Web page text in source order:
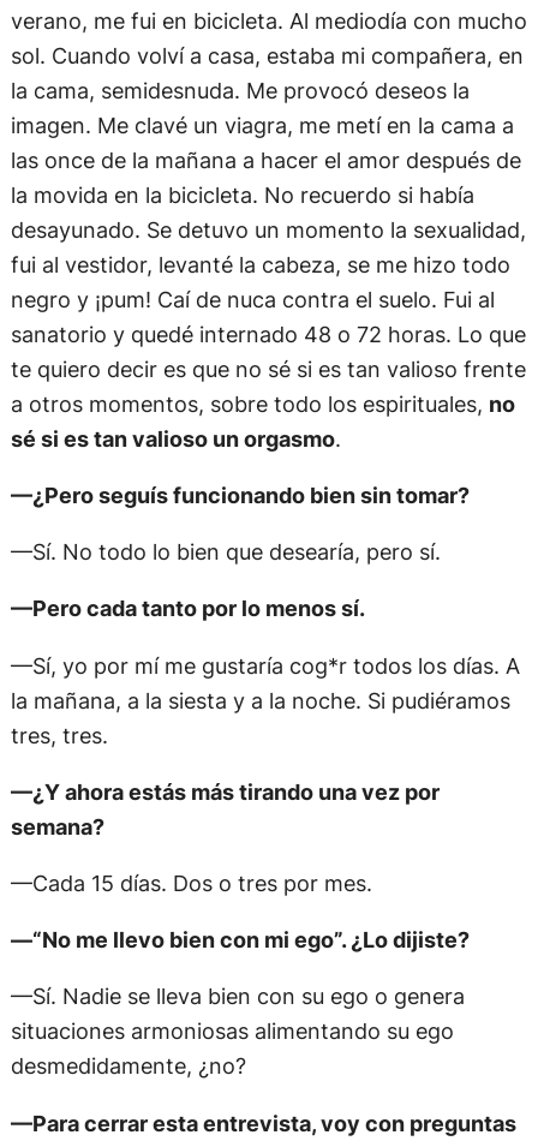
verano, me fui en bicicleta. Al mediodía con mucho
sol. Cuando volví a casa, estaba mi compañera, en
la cama, semidesnuda. Me provocó deseos la
imagen. Me clavé un viagra, me metí en la cama a
las once de la mañana a hacer el amor después de
la movida en la bicicleta. No recuerdo si había
desayunado. Se detuvo un momento la sexualidad,
fui al vestidor, levanté la cabeza, se me hizo todo
negro y ¡pum! Caí de nuca contra el suelo. Fui al
sanatorio y quedé internado 48 o 72 horas. Lo que
te quiero decir es que no sé si es tan valioso frente
a otros momentos, sobre todo los espirituales, no
sé si es tan valioso un orgasmo.
—¿Pero seguís funcionando bien sin tomar?
—Sí. No todo lo bien que desearía, pero sí.
—Pero cada tanto por lo menos sí.
—Sí, yo por mí me gustaría cog*r todos los días. A
la mañana, a la siesta y a la noche. Si pudiéramos
tres, tres.
—¿Y ahora estás más tirando una vez por
semana?
—Cada 15 días. Dos o tres por mes.
—“No me llevo bien con mi ego”. ¿Lo dijiste?
—Sí. Nadie se lleva bien con su ego o genera
situaciones armoniosas alimentando su ego
desmedidamente, ¿no?
—Para cerrar esta entrevista, voy con preguntas